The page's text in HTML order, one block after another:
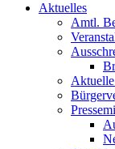
Aktuelles
Amtl.